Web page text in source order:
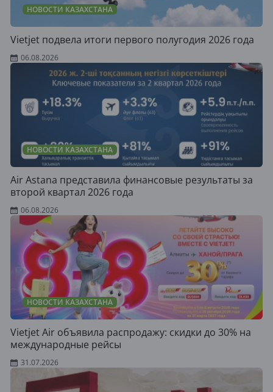
НОВОСТИ КАЗАХСТАНА
Vietjet подвела итоги первого полугодия 2026 года
06.08.2026
НОВОСТИ КАЗАХСТАНА
Air Astana представила финансовые результаты за
второй квартал 2026 года
06.08.2026
НОВОСТИ КАЗАХСТАНА
Vietjet Air объявила распродажу: скидки до 30% на
международные рейсы
31.07.2026